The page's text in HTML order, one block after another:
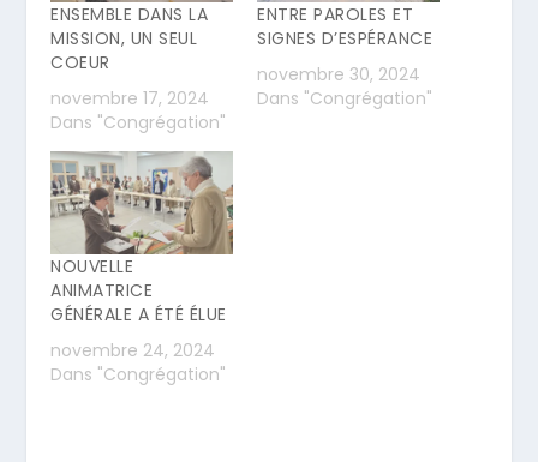
ENSEMBLE DANS LA
MISSION, UN SEUL
COEUR
novembre 17, 2024
Dans "Congrégation"
ENTRE PAROLES ET
SIGNES D’ESPÉRANCE
novembre 30, 2024
Dans "Congrégation"
NOUVELLE
ANIMATRICE
GÉNÉRALE A ÉTÉ ÉLUE
novembre 24, 2024
Dans "Congrégation"